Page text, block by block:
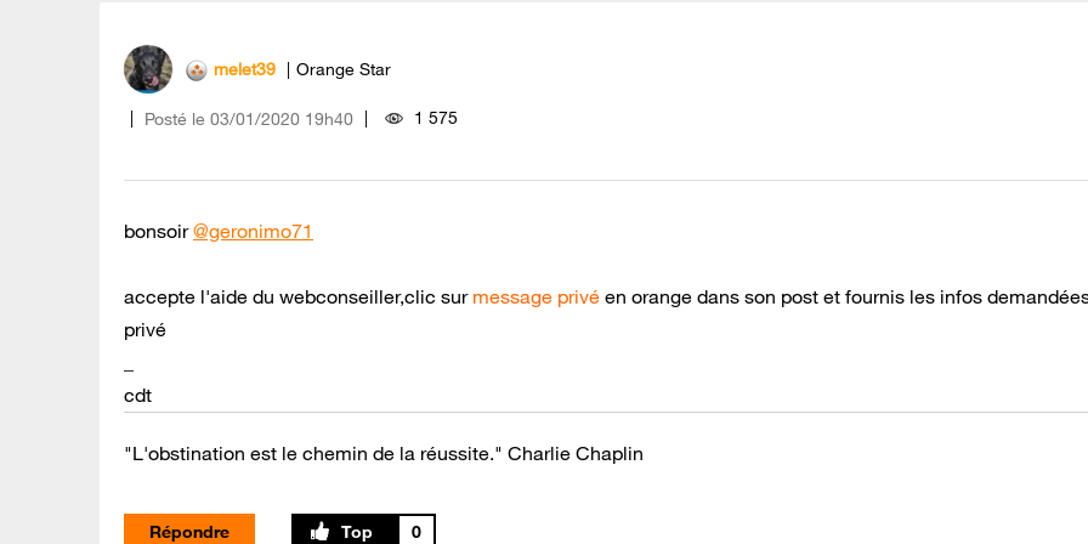
melet39 Orange Star
Posté le ‎03/01/2020 19h40 1 575
bonsoir@geronimo71
accepte l'aide du webconseiller,clic sur message privé en orange dans son post et fournis les infos
privé
cdt
"L'obstination est le chemin de la réussite." Charlie Chaplin
Répondre 0